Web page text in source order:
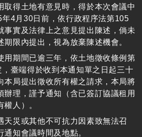
取得土地有意見時，得於本次會議中
4月30日前，依行政程序法第105
事實及法律上之意見提出陳述，倘未
期限內提出，視為放棄陳述機會。
用期間已逾三年，依土地徵收條例第
臺端得於收到本通知單之日起三十
本局提出徵收所有權之請求，本局將
辦理，謹予通知（含已簽訂協議租用
權人）。
天災或其他不可抗力因素致無法召
通知會議時間及地點。